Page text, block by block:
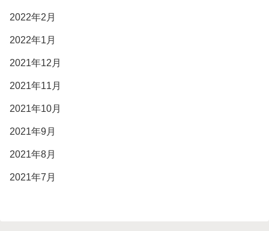
2022年2月
2022年1月
2021年12月
2021年11月
2021年10月
2021年9月
2021年8月
2021年7月